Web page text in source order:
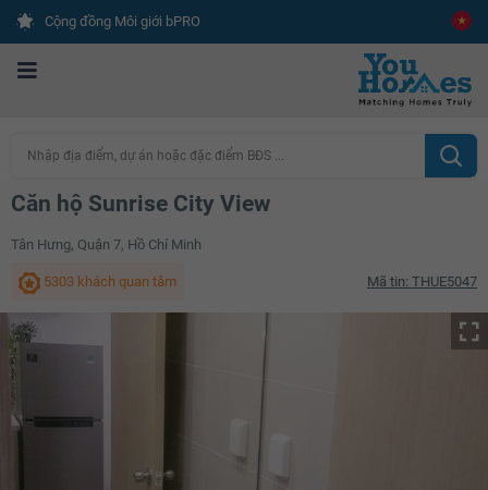
Cộng đồng Môi giới bPRO
Nhập địa điểm, dự án hoặc đặc điểm BĐS ...
Căn hộ Sunrise City View
Tân Hưng, Quận 7, Hồ Chí Minh
5303 khách quan tâm Mã tin: THUE5047